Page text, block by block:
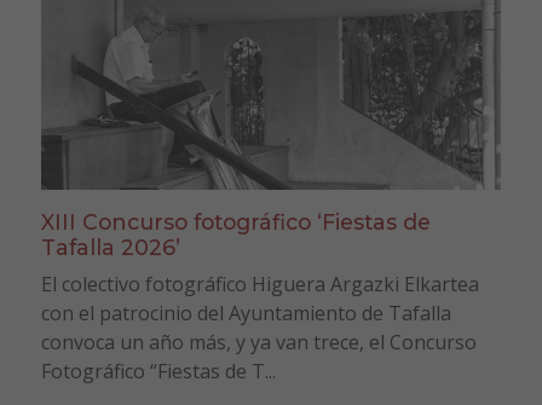
XIII Concurso fotográfico ‘Fiestas de
Tafalla 2026’
El colectivo fotográfico Higuera Argazki Elkartea
con el patrocinio del Ayuntamiento de Tafalla
convoca un año más, y ya van trece, el Concurso
Fotográfico “Fiestas de T...